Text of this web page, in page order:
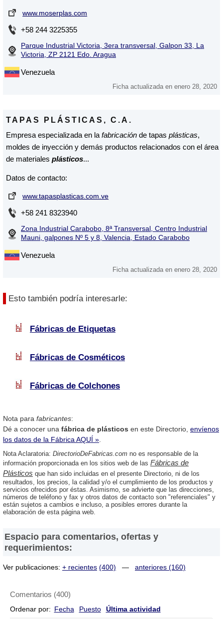
www.moserplas.com
+58 244 3225355
Parque Industrial Victoria, 3era transversal, Galpon 33, La
Victoria, ZP 2121 Edo. Aragua
Venezuela
Ficha actualizada en enero 28, 2020
TAPAS PLÁSTICAS, C.A.
Empresa especializada en la fabricación de tapas plásticas,
moldes de inyección y demás productos relacionados con el área
de materiales plásticos...
Datos de contacto:
www.tapasplasticas.com.ve
+58 241 8323940
Zona Industrial Carabobo, 8ª Transversal, Centro Industrial
Mauni, galpones Nº 5 y 8, Valencia, Estado Carabobo
Venezuela
Ficha actualizada en enero 28, 2020
Esto también podría interesarle:
Fábricas de Etiquetas
Fábricas de Cosméticos
Fábricas de Colchones
Nota para fabricantes:
Dé a conocer una fábrica de plásticos en este Directorio, envíenos
los datos de la Fábrica AQUÍ ».
Nota Aclaratoria: DirectorioDeFabricas.com no es responsable de la
información proporcionada en los sitios web de las Fábricas de
Plásticos que han sido incluidas en el presente Directorio, ni de los
resultados, los precios, la calidad y/o el cumplimiento de los productos y
servicios ofrecidos por éstas. Asimismo, se advierte que las direcciones,
números de teléfono y fax y otros datos de contacto son "referenciales" y
están sujetos a cambios e incluso, a posibles errores durante la
elaboración de esta página web.
Espacio para comentarios, ofertas y
requerimientos:
Ver publicaciones: + recientes (400) — anteriores (160)
Comentarios (400)
Ordenar por: Fecha Puesto Última actividad